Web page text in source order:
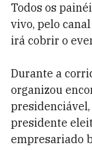
Todos os
vivo, pelo
irá cobrir o
Durante a
organizou
presidente
empresariado